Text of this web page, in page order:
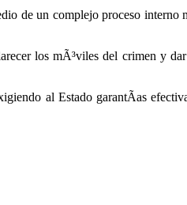
de un complejo proceso
los mÃ³viles del crimen y
al Estado garantÃ­as